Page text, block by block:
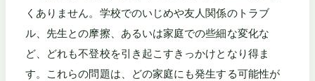
くありません。学校でのいじめや友人関係のトラブ
ル、先生との摩擦、あるいは家庭での些細な変化な
ど、どれも不登校を引き起こすきっかけとなり得ま
す。これらの問題は、どの家庭にも発生する可能性が